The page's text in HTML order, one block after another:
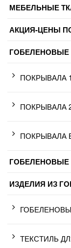
МЕБЕЛЬНЫЕ
АКЦИЯ-ЦЕНЫ
ПОКРЫВАЛА
ПОКРЫВАЛА 2
ПОКРЫВАЛА
ИЗДЕЛИЯ ИЗ
ТЕКСТИЛЬ